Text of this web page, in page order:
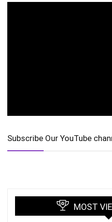
Subscribe Our YouTube
MOST